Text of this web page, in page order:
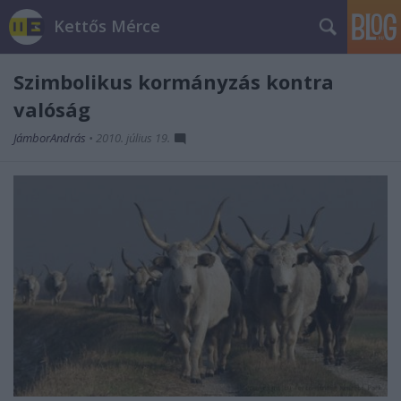
Kettős Mérce
Szimbolikus kormányzás kontra
valóság
JámborAndrás • 2010. július 19.